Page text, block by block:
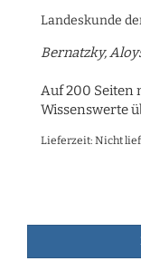
Landeskunde
Bernatzky,
Auf 200 Seiten
Wissenswerte
Lieferzeit: Nicht